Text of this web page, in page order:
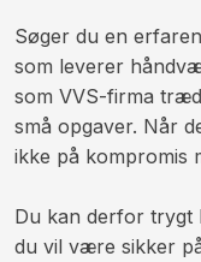
​Søger du en
som leverer
som VVS-firma
små opgaver. Når
ikke på kompromis
Du kan derfor trygt
du vil være sikker